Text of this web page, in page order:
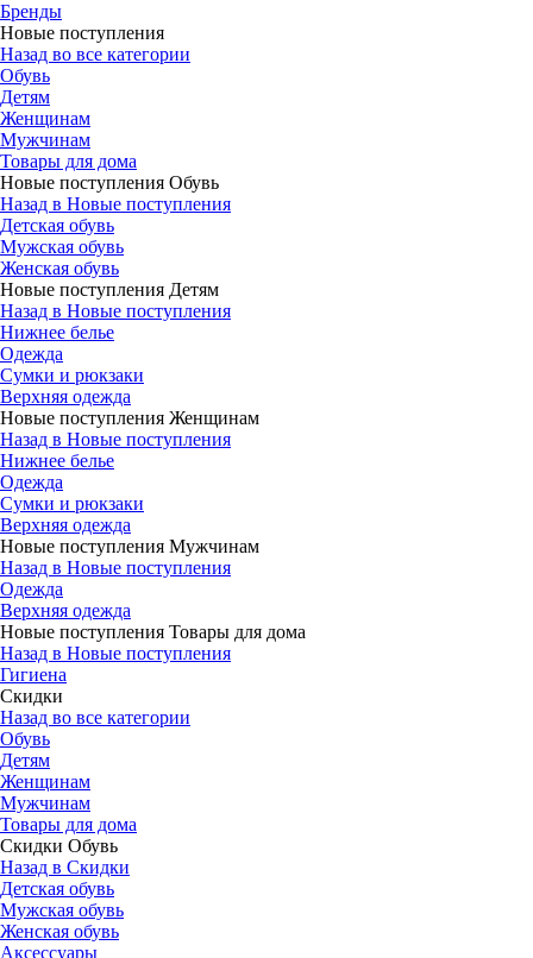
Бренды
Новые поступления
Назад во все категории
Обувь
Детям
Женщинам
Мужчинам
Товары для дома
Новые поступления Обувь
Назад в Новые поступления
Детская обувь
Мужская обувь
Женская обувь
Новые поступления Детям
Назад в Новые поступления
Нижнее белье
Одежда
Сумки и рюкзаки
Верхняя одежда
Новые поступления Женщинам
Назад в Новые поступления
Нижнее белье
Одежда
Сумки и рюкзаки
Верхняя одежда
Новые поступления Мужчинам
Назад в Новые поступления
Одежда
Верхняя одежда
Новые поступления Товары для дома
Назад в Новые поступления
Гигиена
Скидки
Назад во все категории
Обувь
Детям
Женщинам
Мужчинам
Товары для дома
Скидки Обувь
Назад в Скидки
Детская обувь
Мужская обувь
Женская обувь
Аксессуары